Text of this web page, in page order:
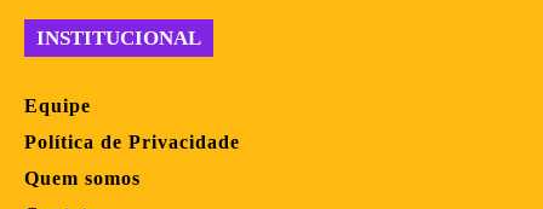
INSTITUCIONAL
Equipe
Política de Privacidade
Quem somos